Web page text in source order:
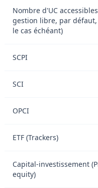
Nombre d'UC
gestion libre, par
le cas échéant)
SCPI
SCI
OPCI
ETF (Trackers)
Capital-investissement
equity)